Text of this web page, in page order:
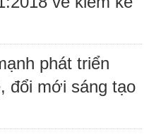
phát triển
đổi mới sáng tạo